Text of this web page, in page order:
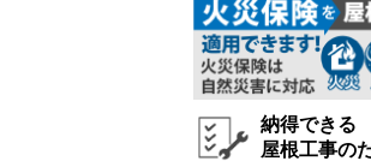
納得できる
屋根工事の